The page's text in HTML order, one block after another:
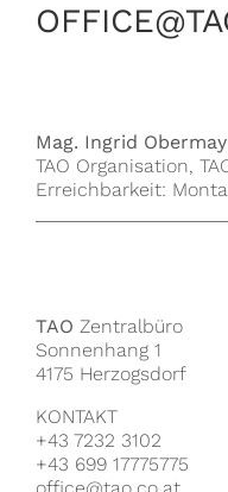
Mag. Ingrid
TAO Organisation,
Erreichbarkeit:
TAO Zentralbüro
Sonnenhang 1
4175 Herzogsdorf
KONTAKT
+43 7232 3102
+43 699 17775775